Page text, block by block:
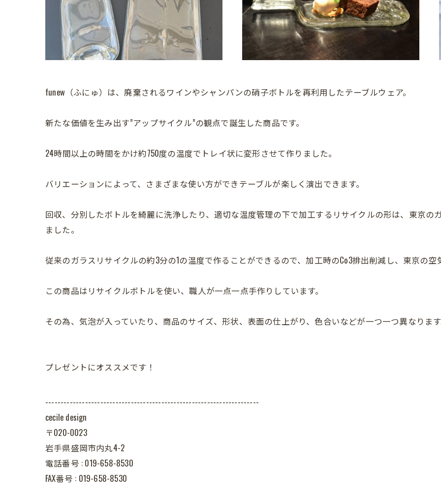
funew（ふにゅ）は、廃棄されるワインやシャンパンの硝子ボトルを再利用したテーブルウェア。
新たな価値を生み出す”アップサイクル”の観点で誕生した商品です。
24時間以上の時間をかけ約750度の温度でトレイ状に変形させて作りました。
バリエーションによって、さまざまな使い方ができテーブルが楽しく演出できます。
回収、分別したボトルを綺麗に洗浄したり、適切な温度管理の下で加工するリサイクルの形は、東京の
ました。
従来のガラスリサイクルの約3分の1の温度で作ることができるので、加工時のCo3排出削減し、東京の空
この商品はリサイクルボトルを使い、職人が一点一点手作りしています。
その為、気泡が入っていたり、商品のサイズ、形状、表面の仕上がり、色合いなどが一つ一つ異なります
プレゼントにオススメです！
----------------------------------------------------------------------
cecile design
〒020-0023
岩手県盛岡市内丸4-2
電話番号 : 019-658-8530
FAX番号 : 019-658-8530